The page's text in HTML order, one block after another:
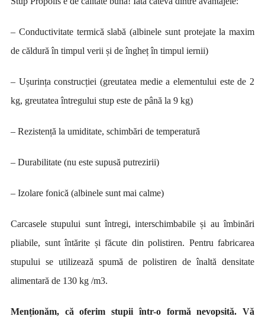
– Conductivitate termică slabă (albinele sunt protejate la maxim
de căldură în timpul verii și de îngheț în timpul iernii)
– Ușurința construcției (greutatea medie a elementului este de 2
kg, greutatea întregului stup este de până la 9 kg)
– Rezistență la umiditate, schimbări de temperatură
– Durabilitate (nu este supusă putrezirii)
– Izolare fonică (albinele sunt mai calme)
Carcasele stupului sunt întregi, interschimbabile și au îmbinări
pliabile, sunt întărite și făcute din polistiren. Pentru fabricarea
stupului se utilizează spumă de polistiren de înaltă densitate
alimentară de 130 kg /m3.
Menționăm, că oferim stupii într-o formă nevopsită. Vă